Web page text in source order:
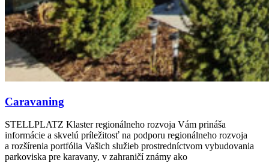
Caravaning
STELLPLATZ Klaster regionálneho rozvoja Vám prináša
informácie a skvelú príležitosť na podporu regionálneho rozvoja
a rozšírenia portfólia Vašich služieb prostredníctvom vybudovania
parkoviska pre karavany, v zahraničí známy ako